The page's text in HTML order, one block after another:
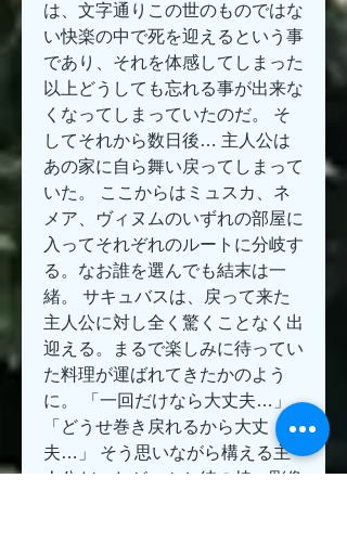
は、文字通りこの世のものではな
い快楽の中で死を迎えるという事
であり、それを体感してしまった
以上どうしても忘れる事が出来な
くなってしまっていたのだ。 そ
してそれから数日後… 主人公は
あの家に自ら舞い戻ってしまって
いた。 ここからはミュスカ、ネ
メア、ヴィヌムのいずれの部屋に
入ってそれぞれのルートに分岐す
る。なお誰を選んでも結末は一
緒。 サキュバスは、戻って来た
主人公に対し全く驚くことなく出
迎える。まるで楽しみに待ってい
た料理が運ばれてきたかのよう
に。 「一回だけなら大丈夫…」
「どうせ巻き戻れるから大丈
夫…」 そう思いながら構える主
人公だったが、ふと彼の持つ彫像